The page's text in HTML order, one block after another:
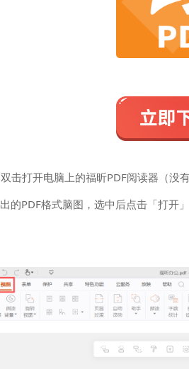
击打开电脑上的福昕PDF阅读器（
的PDF格式脑图，选中后点击「打开